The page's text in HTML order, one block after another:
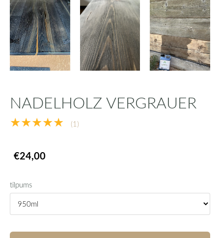
NADELHOLZ VERGRAUER
★★★★★ (1)
€24,00
tilpums